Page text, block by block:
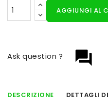
AGGIUNGI AL
question_answer
Ask question ?
DESCRIZIONE DETTAGLI